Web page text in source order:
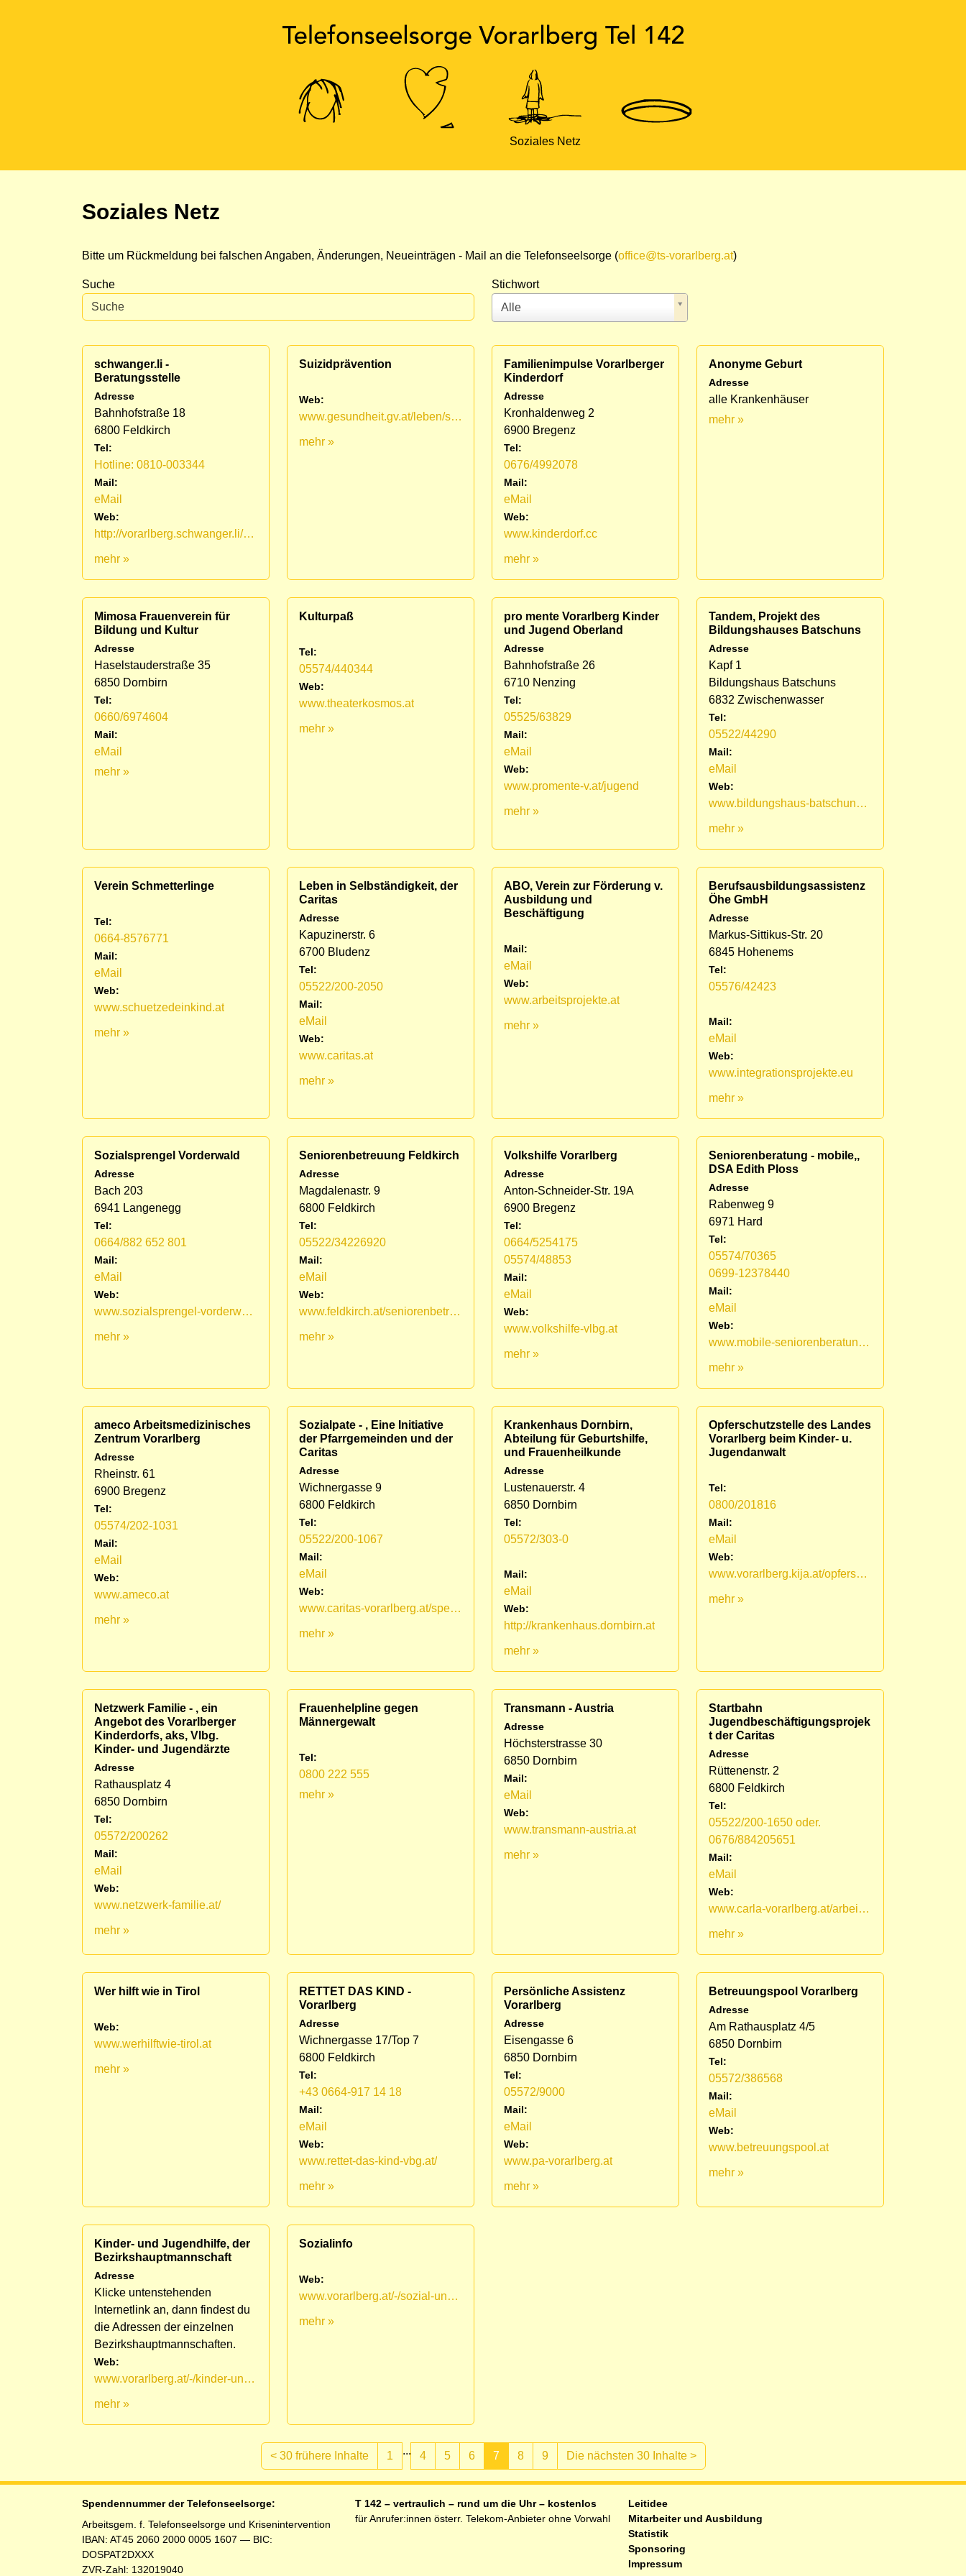
Soziales Netz
Soziales Netz
Bitte um Rückmeldung bei falschen Angaben, Änderungen, Neueinträgen - Mail an die Telefonseelsorge (office@ts-vorarlberg.at)
Suche
Stichwort
Alle
schwanger.li -
Beratungsstelle
Adresse
Bahnhofstraße 18
6800 Feldkirch
Tel:
Hotline: 0810-003344
Mail:
eMail
Web:
http://vorarlberg.schwanger.li/wir-beraten
mehr »
Suizidprävention
Web:
www.gesundheit.gv.at/leben/suizidpraevention/betroffene/krisentelefonnummern
mehr »
Familienimpulse Vorarlberger
Kinderdorf
Adresse
Kronhaldenweg 2
6900 Bregenz
Tel:
0676/4992078
Mail:
eMail
Web:
www.kinderdorf.cc
mehr »
Anonyme Geburt
Adresse
alle Krankenhäuser
mehr »
Mimosa Frauenverein für
Bildung und Kultur
Adresse
Haselstauderstraße 35
6850 Dornbirn
Tel:
0660/6974604
Mail:
eMail
mehr »
Kulturpaß
Tel:
05574/440344
Web:
www.theaterkosmos.at
mehr »
pro mente Vorarlberg Kinder
und Jugend Oberland
Adresse
Bahnhofstraße 26
6710 Nenzing
Tel:
05525/63829
Mail:
eMail
Web:
www.promente-v.at/jugend
mehr »
Tandem, Projekt des
Bildungshauses Batschuns
Adresse
Kapf 1
Bildungshaus Batschuns
6832 Zwischenwasser
Tel:
05522/44290
Mail:
eMail
Web:
www.bildungshaus-batschuns.at/?inhalt=Demenz&id=5-2-0
mehr »
Verein Schmetterlinge
Tel:
0664-8576771
Mail:
eMail
Web:
www.schuetzedeinkind.at
mehr »
Leben in Selbständigkeit, der
Caritas
Adresse
Kapuzinerstr. 6
6700 Bludenz
Tel:
05522/200-2050
Mail:
eMail
Web:
www.caritas.at
mehr »
ABO, Verein zur Förderung v.
Ausbildung und
Beschäftigung
Mail:
eMail
Web:
www.arbeitsprojekte.at
mehr »
Berufsausbildungsassistenz
Öhe GmbH
Adresse
Markus-Sittikus-Str. 20
6845 Hohenems
Tel:
05576/42423
Mail:
eMail
Web:
www.integrationsprojekte.eu
mehr »
Sozialsprengel Vorderwald
Adresse
Bach 203
6941 Langenegg
Tel:
0664/882 652 801
Mail:
eMail
Web:
www.sozialsprengel-vorderwald.at/sozialsprengel-vorderwald.html
mehr »
Seniorenbetreuung Feldkirch
Adresse
Magdalenastr. 9
6800 Feldkirch
Tel:
05522/34226920
Mail:
eMail
Web:
www.feldkirch.at/seniorenbetreuung/
mehr »
Volkshilfe Vorarlberg
Adresse
Anton-Schneider-Str. 19A
6900 Bregenz
Tel:
0664/5254175
05574/48853
Mail:
eMail
Web:
www.volkshilfe-vlbg.at
mehr »
Seniorenberatung - mobile,,
DSA Edith Ploss
Adresse
Rabenweg 9
6971 Hard
Tel:
05574/70365
0699-12378440
Mail:
eMail
Web:
www.mobile-seniorenberatung.at
mehr »
ameco Arbeitsmedizinisches
Zentrum Vorarlberg
Adresse
Rheinstr. 61
6900 Bregenz
Tel:
05574/202-1031
Mail:
eMail
Web:
www.ameco.at
mehr »
Sozialpate - , Eine Initiative
der Pfarrgemeinden und der
Caritas
Adresse
Wichnergasse 9
6800 Feldkirch
Tel:
05522/200-1067
Mail:
eMail
Web:
www.caritas-vorarlberg.at/spenden-helfen/not-in-vorarlberg/sozialpaten
mehr »
Krankenhaus Dornbirn,
Abteilung für Geburtshilfe,
und Frauenheilkunde
Adresse
Lustenauerstr. 4
6850 Dornbirn
Tel:
05572/303-0
Mail:
eMail
Web:
http://krankenhaus.dornbirn.at
mehr »
Opferschutzstelle des Landes
Vorarlberg beim Kinder- u.
Jugendanwalt
Tel:
0800/201816
Mail:
eMail
Web:
www.vorarlberg.kija.at/opferschutz/
mehr »
Netzwerk Familie - , ein
Angebot des Vorarlberger
Kinderdorfs, aks, Vlbg.
Kinder- und Jugendärzte
Adresse
Rathausplatz 4
6850 Dornbirn
Tel:
05572/200262
Mail:
eMail
Web:
www.netzwerk-familie.at/
mehr »
Frauenhelpline gegen
Männergewalt
Tel:
0800 222 555
mehr »
Transmann - Austria
Adresse
Höchsterstrasse 30
6850 Dornbirn
Mail:
eMail
Web:
www.transmann-austria.at
mehr »
Startbahn
Jugendbeschäftigungsprojek
t der Caritas
Adresse
Rüttenenstr. 2
6800 Feldkirch
Tel:
05522/200-1650 oder.
0676/884205651
Mail:
eMail
Web:
www.carla-vorarlberg.at/arbeit-qualifizierung/fuer-jugendliche-startbahn
mehr »
Wer hilft wie in Tirol
Web:
www.werhilftwie-tirol.at
mehr »
RETTET DAS KIND -
Vorarlberg
Adresse
Wichnergasse 17/Top 7
6800 Feldkirch
Tel:
+43 0664-917 14 18
Mail:
eMail
Web:
www.rettet-das-kind-vbg.at/
mehr »
Persönliche Assistenz
Vorarlberg
Adresse
Eisengasse 6
6850 Dornbirn
Tel:
05572/9000
Mail:
eMail
Web:
www.pa-vorarlberg.at
mehr »
Betreuungspool Vorarlberg
Adresse
Am Rathausplatz 4/5
6850 Dornbirn
Tel:
05572/386568
Mail:
eMail
Web:
www.betreuungspool.at
mehr »
Kinder- und Jugendhilfe, der
Bezirkshauptmannschaft
Adresse
Klicke untenstehenden
Internetlink an, dann findest du
die Adressen der einzelnen
Bezirkshauptmannschaften.
Web:
www.vorarlberg.at/-/kinder-und-jugendhilfe
mehr »
Sozialinfo
Web:
www.vorarlberg.at/-/sozial-und-gesundheitsinformation-vorarlberg
mehr »
< 30 frühere Inhalte 1 ... 4 5 6
7
8 9 Die nächsten 30 Inhalte >
Spendennummer der Telefonseelsorge:
Arbeitsgem. f. Telefonseelsorge und Krisenintervention
IBAN: AT45 2060 2000 0005 1607 — BIC:
DOSPAT2DXXX
ZVR-Zahl: 132019040
T 142 – vertraulich – rund um die Uhr – kostenlos
für Anrufer:innen österr. Telekom-Anbieter ohne Vorwahl
Leitidee
Mitarbeiter und Ausbildung
Statistik
Sponsoring
Impressum